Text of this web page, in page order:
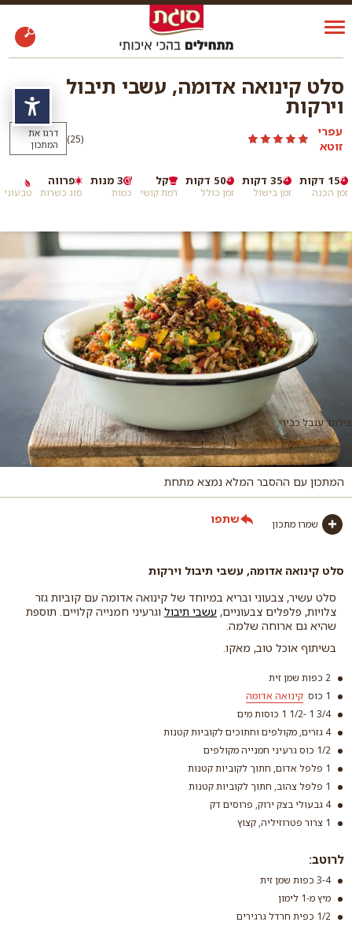
סלט קינואה אדומה, עשבי תיבול
וירקות
עפרי
זוטא
(25
)
דרגו את
המתכון
זמן הכנה
15 דקות
זמן בישול
35 דקות
זמן כולל
50 דקות
רמת קושי
קל
כמות
3 מנות
סוג כשרות
פרווה
טבעוני
צילום: ענבל כבירי
המתכון עם ההסבר המלא נמצא מתחת
שמרו מתכון שתפו
סלט קינואה אדומה, עשבי תיבול וירקות
סלט עשיר, צבעוני ובריא במיוחד של קינואה אדומה עם קוביות גזר
צלויות, פלפלים צבעוניים, עשבי תיבול וגרעיני חמנייה קלויים. תוספת
שהיא גם ארוחה שלמה.
בשיתוף אוכל טוב, מאקו.
2 כפות שמן זית
1 כוס
קינואה אדומה
קינואה אדומה
3/4 1 -1/2 1 כוסות מים
4 גזרים, מקולפים וחתוכים לקוביות קטנות
1/2 כוס גרעיני חמנייה מקולפים
1 פלפל אדום, חתוך לקוביות קטנות
1 פלפל צהוב, חתוך לקוביות קטנות
4 גבעולי בצק ירוק, פרוסים דק
1 צרור פטרוזיליה, קצוץ
לרוטב:
3-4 כפות שמן זית
מיץ מ-1 לימון
1/2 כפית חרדל גרגירים